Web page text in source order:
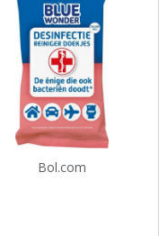
Bol.com